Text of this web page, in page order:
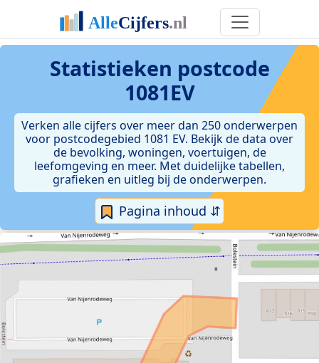
Statistieken postcode
1081EV
Verken alle cijfers over meer dan 250 onderwerpen
voor postcodegebied 1081 EV. Bekijk de data over
de bevolking, woningen, voertuigen, de
leefomgeving en meer. Met duidelijke tabellen,
grafieken en uitleg bij de onderwerpen.
Pagina inhoud ⇵